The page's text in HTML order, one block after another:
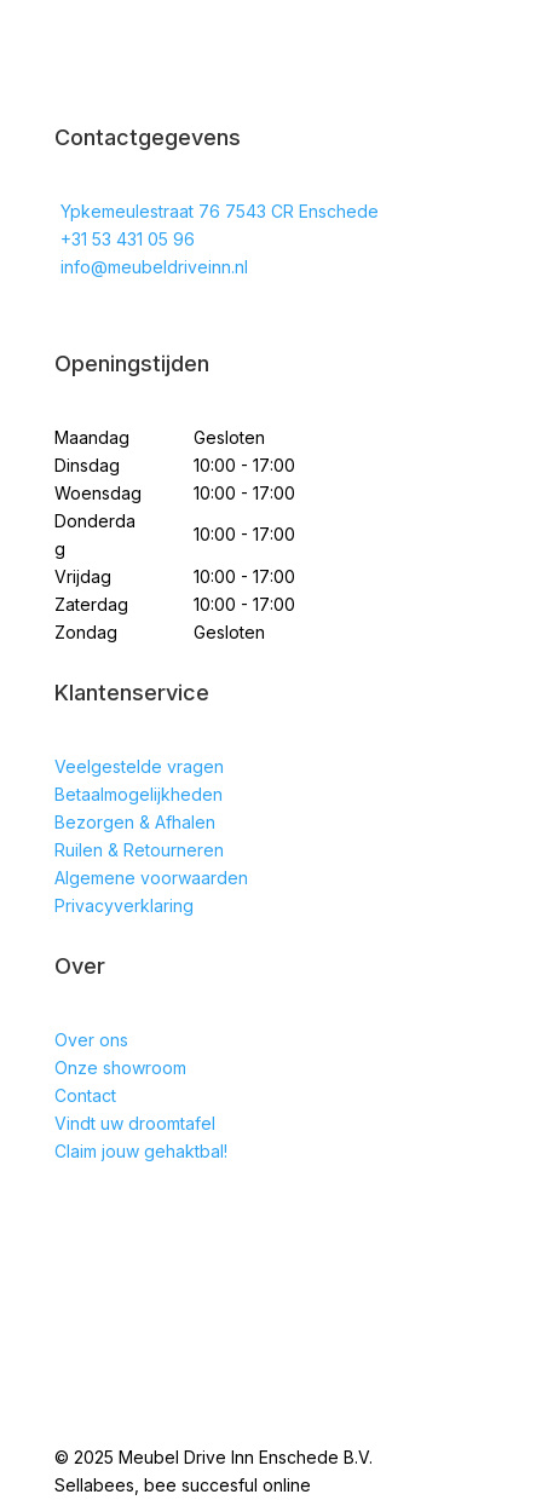
Contactgegevens
Ypkemeulestraat 76 7543 CR Enschede
+31 53 431 05 96
info@meubeldriveinn.nl
Openingstijden
Maandag
Gesloten
Dinsdag
10:00 - 17:00
Woensdag
10:00 - 17:00
Donderda
g
10:00 - 17:00
Vrijdag
10:00 - 17:00
Zaterdag
10:00 - 17:00
Zondag
Gesloten
Klantenservice
Veelgestelde vragen
Betaalmogelijkheden
Bezorgen & Afhalen
Ruilen & Retourneren
Algemene voorwaarden
Privacyverklaring
Over
Over ons
Onze showroom
Contact
Vindt uw droomtafel
Claim jouw gehaktbal!
© 2025 Meubel Drive Inn Enschede B.V.
Sellabees, bee succesful online